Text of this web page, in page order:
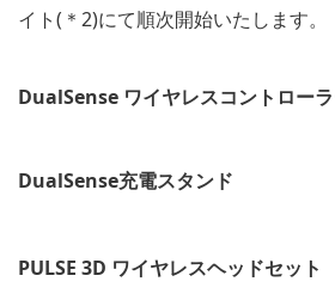
イト(＊2)にて順次開始いたします。
DualSense ワイヤレスコントロー
DualSense充電スタンド
PULSE 3D ワイヤレスヘッドセット